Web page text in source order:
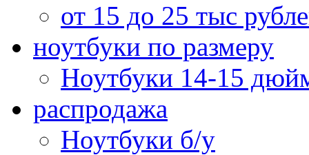
от 15 до 25 тыс
ноутбуки по размеру
Ноутбуки 14-15
распродажа
Ноутбуки б/у